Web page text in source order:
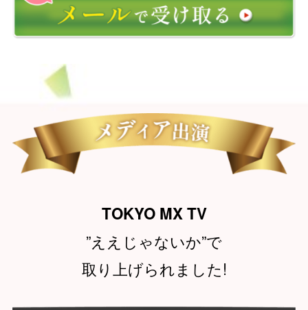
TOKYO MX TV
”ええじゃないか”で
取り上げられました!